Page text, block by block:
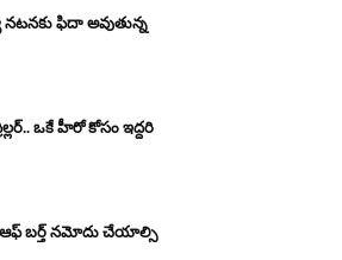
ఫిదా అవుతున్న
ఒకే హీరో కోసం ఇద్దరి
బర్త్ నమోదు చేయాల్సి